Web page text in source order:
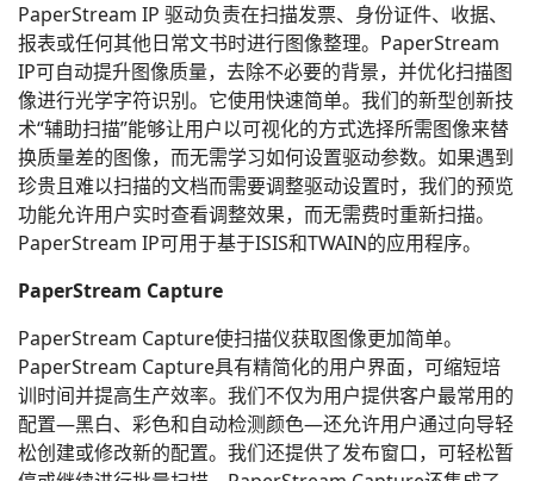
PaperStream IP 驱动负责在扫描发票、身份证件、收据、
报表或任何其他日常文书时进行图像整理。PaperStream
IP可自动提升图像质量，去除不必要的背景，并优化扫描图
像进行光学字符识别。它使用快速简单。我们的新型创新技
术“辅助扫描”能够让用户以可视化的方式选择所需图像来替
换质量差的图像，而无需学习如何设置驱动参数。如果遇到
珍贵且难以扫描的文档而需要调整驱动设置时，我们的预览
功能允许用户实时查看调整效果，而无需费时重新扫描。
PaperStream IP可用于基于ISIS和TWAIN的应用程序。
PaperStream Capture
PaperStream Capture使扫描仪获取图像更加简单。
PaperStream Capture具有精简化的用户界面，可缩短培
训时间并提高生产效率。我们不仅为用户提供客户最常用的
配置—黑白、彩色和自动检测颜色—还允许用户通过向导轻
松创建或修改新的配置。我们还提供了发布窗口，可轻松暂